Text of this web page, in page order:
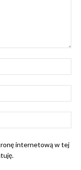
internetową w tej